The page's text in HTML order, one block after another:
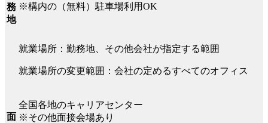
務
地
※構内の（無料）駐車場利用OK
就業場所：勤務地、その他会社が指定する範囲
就業場所の変更範囲：会社の定めるすべてのオフィス
面
全国各地のキャリアセンター
※その他面接会場あり